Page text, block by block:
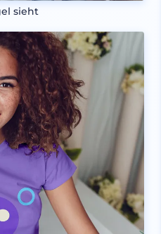
sieht